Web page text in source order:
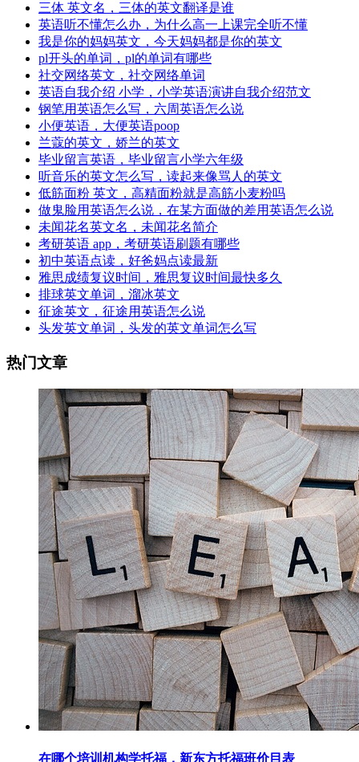
三体 英文名，三体的英文翻译是谁
英语听不懂怎么办，为什么高一上课完全听不懂
我是你的妈妈英文，今天妈妈都是你的英文
pl开头的单词，pl的单词有哪些
社交网络英文，社交网络单词
英语自我介绍 小学，小学英语演讲自我介绍范文
钢笔用英语怎么写，六周英语怎么说
小便英语，大便英语poop
兰蔻的英文，娇兰的英文
毕业留言英语，毕业留言小学六年级
听音乐的英文怎么写，读起来像骂人的英文
低筋面粉 英文，高精面粉就是高筋小麦粉吗
做鬼脸用英语怎么说，在某方面做的差用英语怎么说
未闻花名英文名，未闻花名简介
考研英语 app，考研英语刷题有哪些
初中英语点读，好爸妈点读最新
雅思成绩复议时间，雅思复议时间最快多久
排球英文单词，溜冰英文
征途英文，征途用英语怎么说
头发英文单词，头发的英文单词怎么写
热门文章
在哪个培训机构学托福，新东方托福班价目表